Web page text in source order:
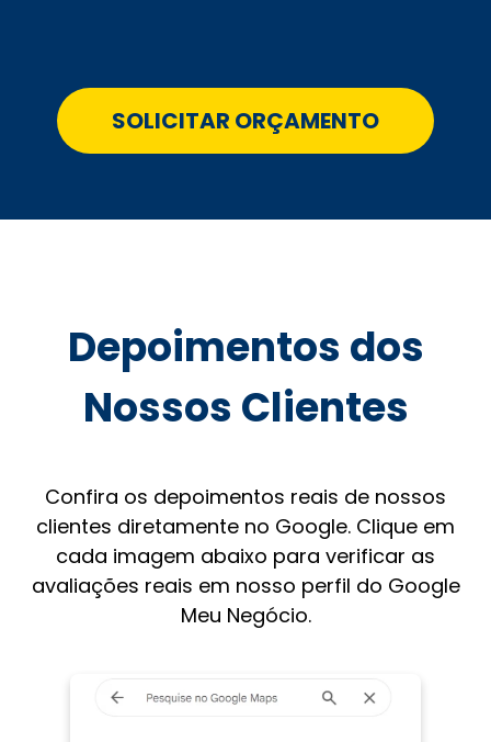
SOLICITAR ORÇAMENTO
Depoimentos dos
Nossos Clientes
Confira os depoimentos reais de nossos
clientes diretamente no Google. Clique em
cada imagem abaixo para verificar as
avaliações reais em nosso perfil do Google
Meu Negócio.